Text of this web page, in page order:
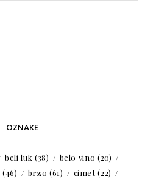
OZNAKE
beli luk (38) belo vino (20)
(46) brzo (61) cimet(22)